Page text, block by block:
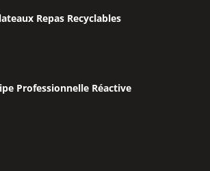
Repas Recyclables
Professionnelle Réactive